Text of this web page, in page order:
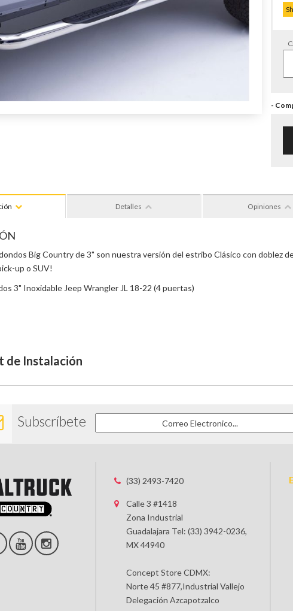
Detalles Opiniones
Big Country de 3" son nuestra versión del estribo Clásico con doblez
up o SUV!
3" Inoxidable Jeep Wrangler JL 18-22 (4 puertas)
de Instalación
Subscríbete
(33) 2493-7420
Calle 3 #1418
Zona Industrial
Guadalajara Tel: (33) 3942-0236,
MX 44940
Concept Store CDMX:
Norte 45 #877,Industrial Vallejo
Delegación Azcapotzalco